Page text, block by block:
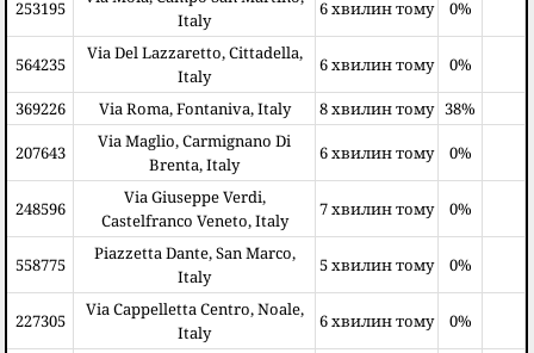
253195
Italy
6 хвилин тому 0%
564235
Via Del Lazzaretto, Cittadella,
Italy
6 хвилин тому 0%
369226 Via Roma, Fontaniva, Italy 8 хвилин тому 38%
207643
Via Maglio, Carmignano Di
Brenta, Italy
6 хвилин тому 0%
248596
Via Giuseppe Verdi,
Castelfranco Veneto, Italy
7 хвилин тому 0%
558775
Piazzetta Dante, San Marco,
Italy
5 хвилин тому 0%
227305
Via Cappelletta Centro, Noale,
Italy
6 хвилин тому 0%